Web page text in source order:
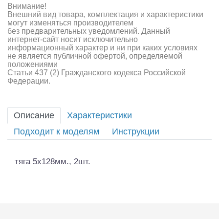
Внимание!
Внешний вид товара, комплектация и характеристики
могут изменяться производителем
без предварительных уведомлений. Данный
интернет-сайт носит исключительно
информационный характер и ни при каких условиях
не является публичной офертой, определяемой
положениями
Статьи 437 (2) Гражданского кодекса Российской
Федерации.
Описание
Характеристики
Подходит к моделям
Инструкции
тяга 5х128мм., 2шт.